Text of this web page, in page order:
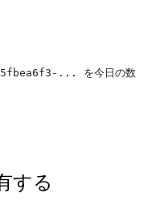
... を今日の数
する